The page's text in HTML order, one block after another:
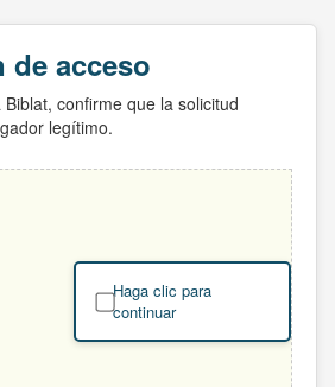
de acceso
confirme que la solicitud
legítimo.
Haga clic para
continuar